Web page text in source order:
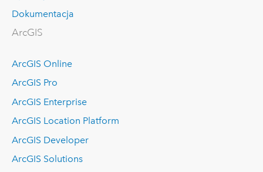
Dokumentacja
ArcGIS
ArcGIS Online
ArcGIS Pro
ArcGIS Enterprise
ArcGIS Location Platform
ArcGIS Developer
ArcGIS Solutions